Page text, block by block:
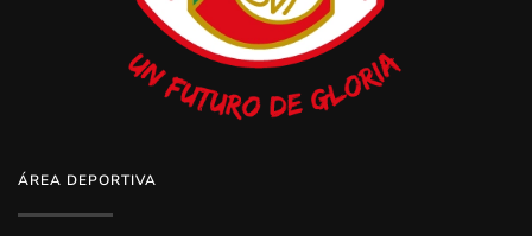
ÁREA DEPORTIVA